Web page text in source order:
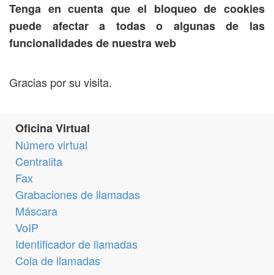
Tenga en cuenta que el bloqueo de cookies
puede afectar a todas o algunas de las
funcionalidades de nuestra web
Gracias por su visita.
Oficina Virtual
Número virtual
Centralita
Fax
Grabaciones de llamadas
Máscara
VoIP
Identificador de llamadas
Cola de llamadas